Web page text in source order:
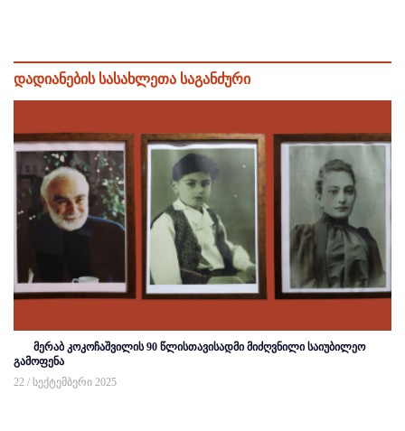
დადიანების სასახლეთა საგანძური
მერაბ კოკოჩაშვილის 90 წლისთავისადმი მიძღვნილი საიუბილეო
გამოფენა
22 / სექტემბერი 2025